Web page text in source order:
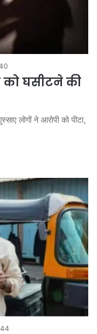
को घसीटने की
लोगों ने आरोपी को पीटा,
44